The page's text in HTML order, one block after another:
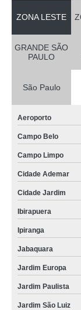
ZONA LESTE
GRANDE SÃO
PAULO
São Paulo
Aeroporto
Campo Belo
Campo Limpo
Cidade Ademar
Cidade Jardim
Ibirapuera
Ipiranga
Jabaquara
Jardim Europa
Jardim Paulista
Jardim São Luiz